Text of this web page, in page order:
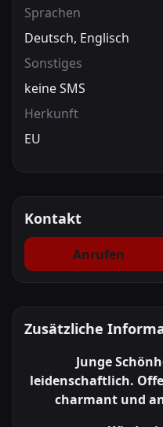
Sprachen
Deutsch, Englisch
Sonstiges
keine SMS
Herkunft
EU
Kontakt
Anrufen
Zusätzliche
Junge
leidenschaftlich.
charmant und